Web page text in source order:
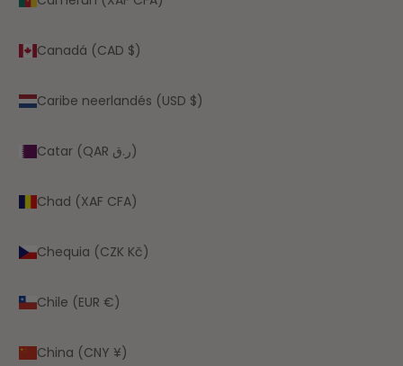
Canadá (CAD $)
Caribe neerlandés (USD $)
Catar (QAR ر.ق)
Chad (XAF CFA)
Chequia (CZK Kč)
Chile (EUR €)
China (CNY ¥)